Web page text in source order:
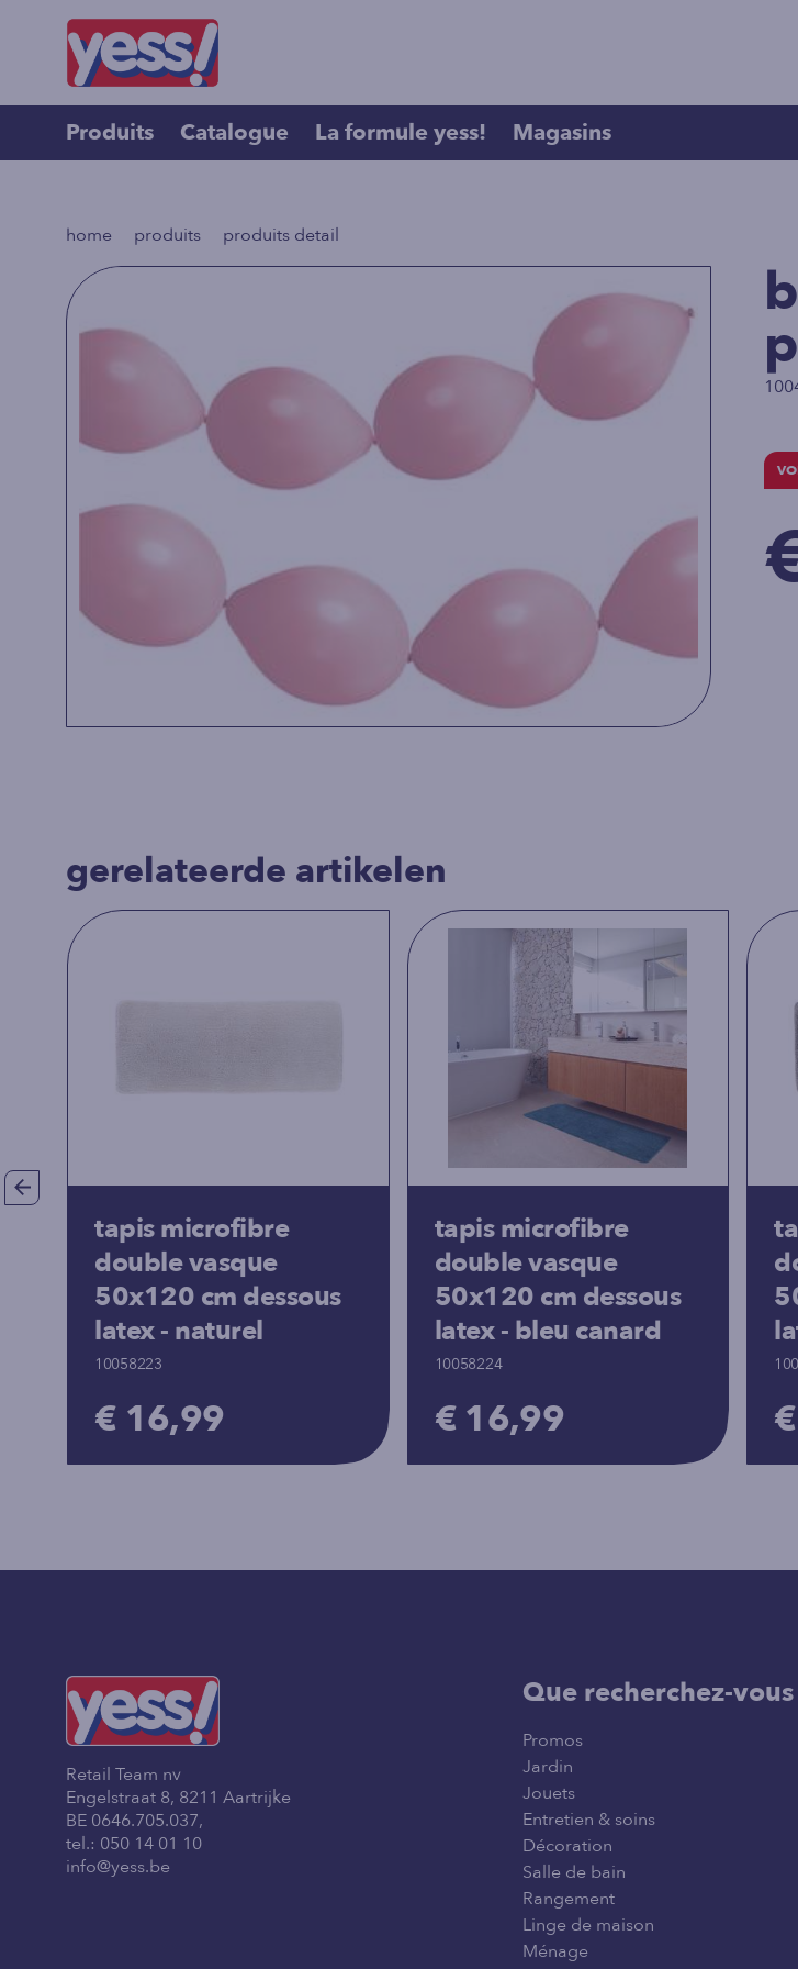
Produits Catalogue La formule yess! Magasins
home produits produits detail
gerelateerde artikelen
tapis microfibre
double vasque
50x120 cm dessous
latex - naturel
10058223
€ 16,99
tapis microfibre
double vasque
50x120 cm dessous
latex - bleu canard
10058224
€ 16,99
Retail Team nv
Engelstraat 8, 8211 Aartrijke
BE 0646.705.037,
tel.: 050 14 01 10
info@yess.be
Que recherchez-vous
Promos
Jardin
Jouets
Entretien & soins
Décoration
Salle de bain
Rangement
Linge de maison
Ménage